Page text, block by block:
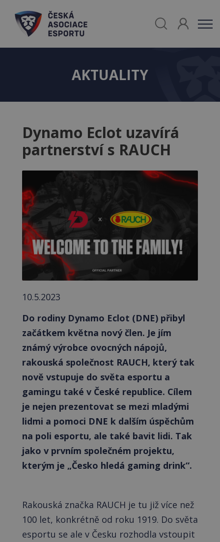
AKTUALITY
Dynamo Eclot uzavírá
partnerství s RAUCH
10.5.2023
Do rodiny Dynamo Eclot (DNE) přibyl
začátkem května nový člen. Je jím
známý výrobce ovocných nápojů,
rakouská společnost RAUCH, který tak
nově vstupuje do světa esportu a
gamingu také v České republice. Cílem
je nejen prezentovat se mezi mladými
lidmi a pomoci DNE k dalším úspěchům
na poli esportu, ale také bavit lidi. Tak
jako v prvním společném projektu,
kterým je „Česko hledá gaming drink“.
Rakouská značka RAUCH je tu již více než
100 let, konkrétně od roku 1919. Do světa
esportu se ale v Česku rozhodla vstoupit